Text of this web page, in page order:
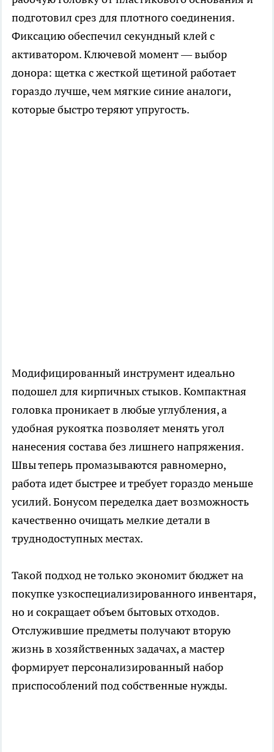
подготовил срез для плотного соединения.
Фиксацию обеспечил секундный клей с
активатором. Ключевой момент — выбор
донора: щетка с жесткой щетиной работает
гораздо лучше, чем мягкие синие аналоги,
которые быстро теряют упругость.
Модифицированный инструмент идеально
подошел для кирпичных стыков. Компактная
головка проникает в любые углубления, а
удобная рукоятка позволяет менять угол
нанесения состава без лишнего напряжения.
Швы теперь промазываются равномерно,
работа идет быстрее и требует гораздо меньше
усилий. Бонусом переделка дает возможность
качественно очищать мелкие детали в
труднодоступных местах.
Такой подход не только экономит бюджет на
покупке узкоспециализированного инвентаря,
но и сокращает объем бытовых отходов.
Отслужившие предметы получают вторую
жизнь в хозяйственных задачах, а мастер
формирует персонализированный набор
приспособлений под собственные нужды.